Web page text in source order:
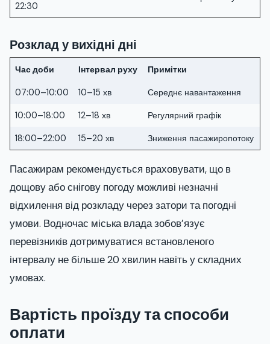
22:30
Розклад у вихідні дні
Час доби Інтервал руху Примітки
07:00–10:00 10–15 хв Середнє навантаження
10:00–18:00 12–18 хв Регулярний графік
18:00–22:00 15–20 хв Зниження пасажиропотоку
Пасажирам рекомендується враховувати, що в
дощову або снігову погоду можливі незначні
відхилення від розкладу через затори та погодні
умови. Водночас міська влада зобов’язує
перевізників дотримуватися встановленого
інтервалу не більше 20 хвилин навіть у складних
умовах.
Вартість проїзду та способи
оплати